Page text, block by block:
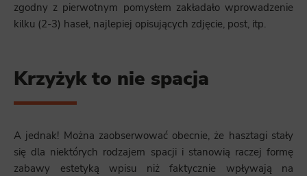
zgodny z pierwotnym pomysłem zakładało wprowadzenie
kilku (2-3) haseł, najlepiej opisujących zdjęcie, post, itp.
Krzyżyk to nie spacja
A jednak! Można zaobserwować obecnie, że hasztagi stały
się dla niektórych rodzajem spacji i stanowią raczej formę
zabawy estetyką wpisu niż faktycznie wpływają na